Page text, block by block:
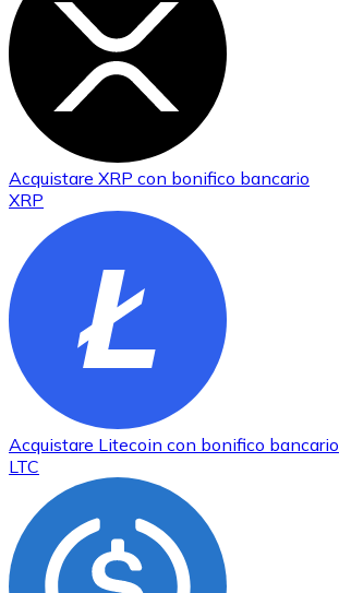
Acquistare XRP con bonifico bancario
XRP
Acquistare Litecoin con bonifico bancario
LTC